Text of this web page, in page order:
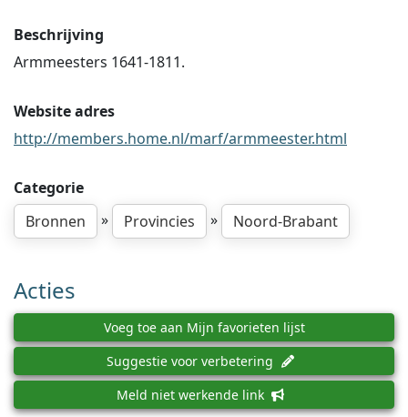
Beschrijving
Armmeesters 1641-1811.
Website adres
http://members.home.nl/marf/armmeester.html
Categorie
Bronnen
» Provincies » Noord-Brabant
Acties
Voeg toe aan Mijn favorieten lijst
Suggestie voor verbetering
Meld niet werkende link